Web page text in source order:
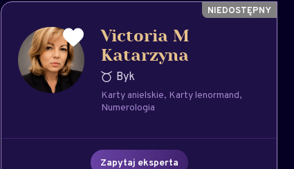
Victoria M
Katarzyna
Byk
Karty anielskie Karty lenormand
Numerologia
Zapytaj eksperta